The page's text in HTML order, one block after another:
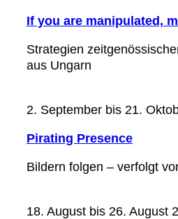
If you are manipulated,
Strategien
aus Ungarn
2. September bis 21.
Pirating Presence
Bildern folgen – verfolgt
18. August bis 26. August